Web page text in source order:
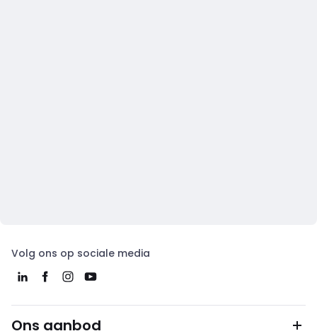
Volg ons op sociale media
Ons aanbod